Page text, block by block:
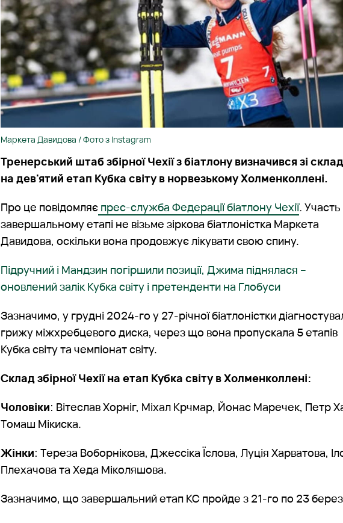
Маркета Давидова / Фото з Instagram
Тренерський штаб збірної Чехії з біатлону визначився зі
на дев'ятий етап Кубка світу в норвезькому Холменколлені.
Про це повідомляє прес-служба Федерації біатлону Чехії. Участь
завершальному етапі не візьме зіркова біатлоністка Маркета
Давидова, оскільки вона продовжує лікувати свою спину.
Підручний і Мандзин погіршили позиції, Джима піднялася –
оновлений залік Кубка світу і претенденти на Глобуси
Зазначимо, у грудні 2024-го у 27-річної біатлоністки
грижу міжхребцевого диска, через що вона пропускала 5 етапів
Кубка світу та чемпіонат світу.
Склад збірної Чехії на етап Кубка світу в Холменколлені:
Чоловіки: Вітеслав Хорніг, Міхал Крчмар, Йонас Маречек, Петр
Томаш Мікиска.
Жінки: Тереза Воборнікова, Джессіка Їслова, Луція Харватова,
Плехачова та Хеда Міколяшова.
Зазначимо, що завершальний етап КС пройде з 21-го по 23